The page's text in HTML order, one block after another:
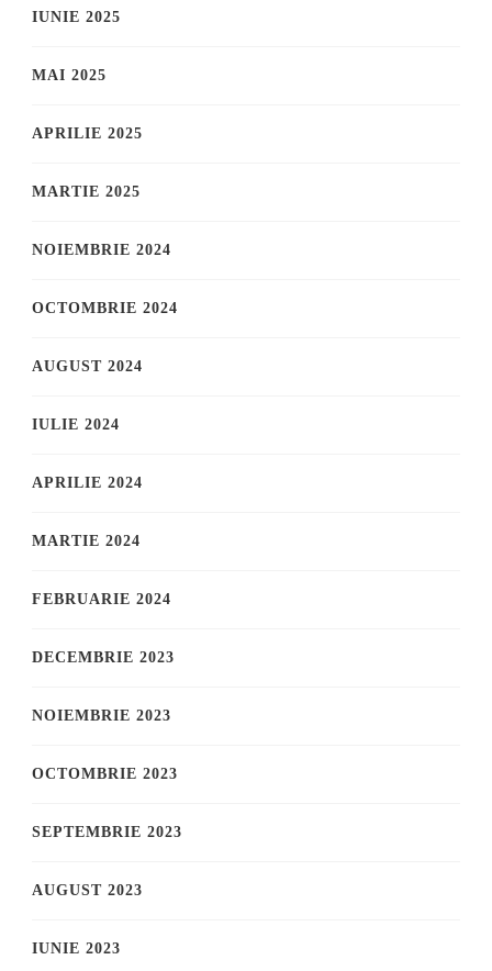
IUNIE 2025
MAI 2025
APRILIE 2025
MARTIE 2025
NOIEMBRIE 2024
OCTOMBRIE 2024
AUGUST 2024
IULIE 2024
APRILIE 2024
MARTIE 2024
FEBRUARIE 2024
DECEMBRIE 2023
NOIEMBRIE 2023
OCTOMBRIE 2023
SEPTEMBRIE 2023
AUGUST 2023
IUNIE 2023